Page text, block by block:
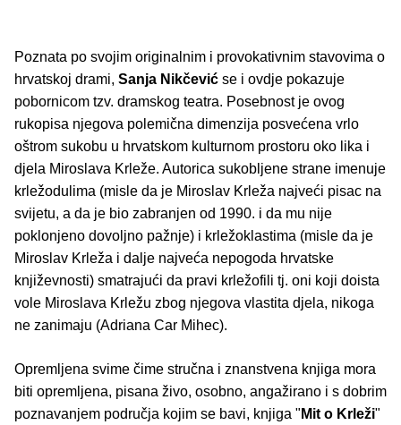
Poznata po svojim originalnim i provokativnim stavovima o
hrvatskoj drami, Sanja Nikčević se i ovdje pokazuje
pobornicom tzv. dramskog teatra. Posebnost je ovog
rukopisa njegova polemična dimenzija posvećena vrlo
oštrom sukobu u hrvatskom kulturnom prostoru oko lika i
djela Miroslava Krleže. Autorica sukobljene strane imenuje
krležodulima (misle da je Miroslav Krleža najveći pisac na
svijetu, a da je bio zabranjen od 1990. i da mu nije
poklonjeno dovoljno pažnje) i krležoklastima (misle da je
Miroslav Krleža i dalje najveća nepogoda hrvatske
književnosti) smatrajući da pravi krležofili tj. oni koji doista
vole Miroslava Krležu zbog njegova vlastita djela, nikoga
ne zanimaju (Adriana Car Mihec).
Opremljena svime čime stručna i znanstvena knjiga mora
biti opremljena, pisana živo, osobno, angažirano i s dobrim
poznavanjem područja kojim se bavi, knjiga " Mit o Krleži"